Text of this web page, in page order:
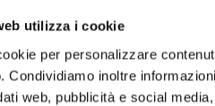
utilizza i cookie
per personalizzare
Condividiamo inoltre
web, pubblicità e social